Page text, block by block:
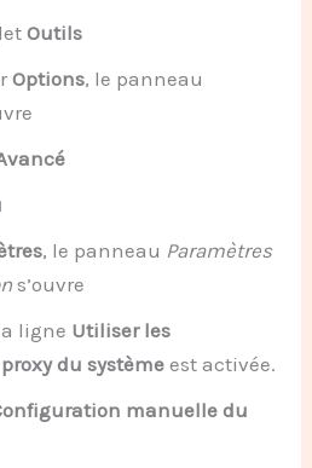
Outils
Options, le panneau
, le panneau Paramètres
s’ouvre
ligne Utiliser les
du système est activée.
manuelle du